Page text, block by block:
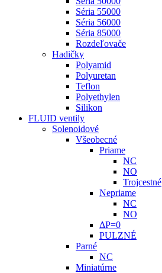
Séria 55000
Séria 56000
Séria 85000
Rozdeľovače
Hadičky
Polyamid
Polyuretan
Teflon
Polyethylen
Silikon
FLUID ventily
Solenoidové
Všeobecné
Priame
NC
NO
Trojcestné
Nepriame
NC
NO
ΔP=0
PULZNÉ
Parné
NC
Miniatúrne